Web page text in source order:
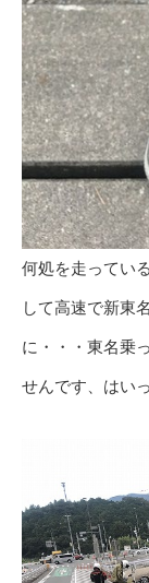
何処を走ってい
して高速で新東
に・・・東名乗
せんです、はいっ